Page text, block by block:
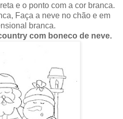
e o ponto com a cor branca.
Faça a neve no chão e em
branca.
com boneco de neve.